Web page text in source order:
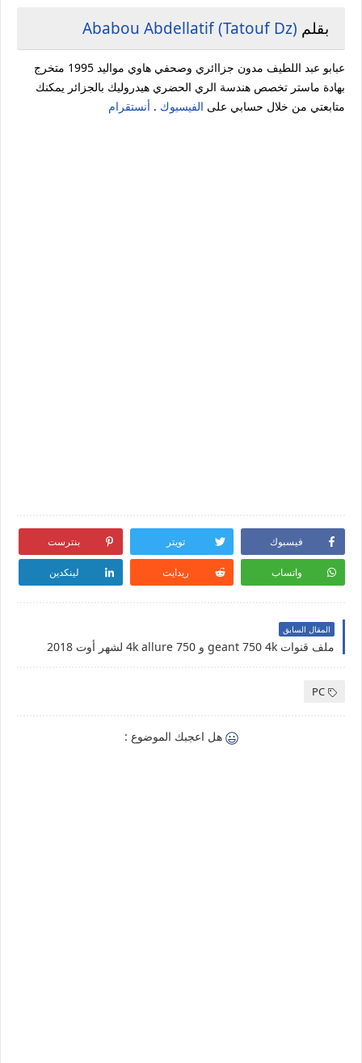
بقلم Ababou Abdellatif (Tatouf Dz)
عبابو عبد اللطيف مدون جزاائري وصحفي هاوي مواليد 1995 متخرج
بهادة ماستر تخصص هندسة الري الحضري هيدروليك بالجزائر يمكنك
متابعتي من خلال حسابي على الفيسبوك . أنستقرام
فيسبوك تويتر بنترست
واتساب ريدايت لينكدين
المقال السابق
ملف قنوات geant 750 4k و 750 4k allure لشهر أوت 2018
PC
هل اعجبك الموضوع :